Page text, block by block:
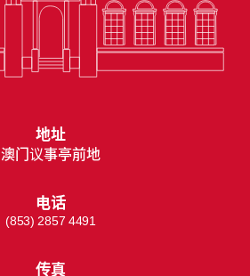
地址
澳门议事亭前地
电话
(853) 2857 4491
传真